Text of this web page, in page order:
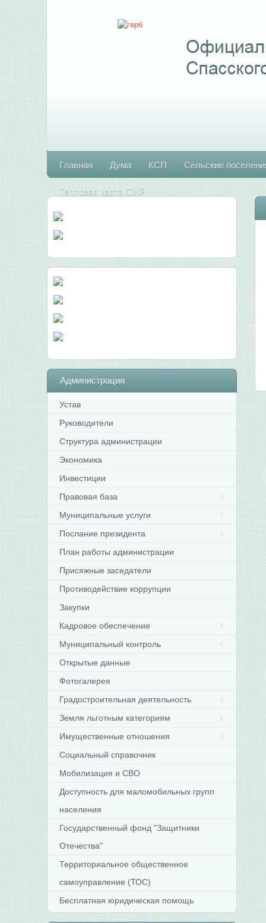
Главная Дума КСП Сельские
Тепловая карта СМР
Администрация
Устав
Руководители
Структура администрации
Экономика
Инвестиции
Правовая база
Муниципальные услуги
Послание президента
План работы администрации
Присяжные заседатели
Противодействие коррупции
Закупки
Кадровое обеспечение
Муниципальный контроль
Открытые данные
Фотогалерея
Градостроительная деятельность
Земля льготным категориям
Имущественные отношения
Социальный справочник
Мобилизация и СВО
Доступность для маломобильных групп
населения
Государственный фонд "Защитники
Отечества"
Территориальное общественное
самоуправление (ТОС)
Бесплатная юридическая помощь